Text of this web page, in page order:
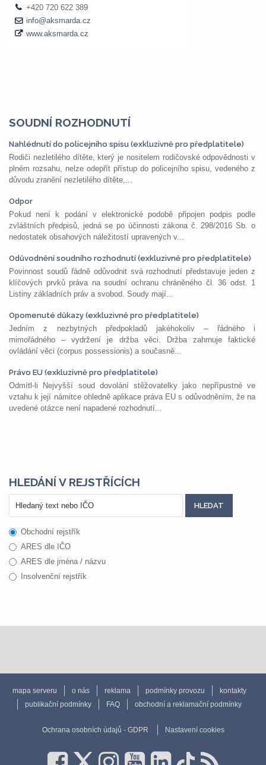
SOUDNÍ ROZHODNUTÍ
Nahlédnutí do policejního spisu (exkluzivně pro předplatitele)
Rodiči nezletilého dítěte, který je nositelem rodičovské odpovědnosti v
plném rozsahu, nelze odepřít přístup do policejního spisu, vedeného z
důvodu zranění nezletilého dítěte,...
Odpor
Pokud není k podání v elektronické podobě připojen podpis podle
zvláštních předpisů, jedná se po účinnosti zákona č. 298/2016 Sb. o
nedostatek obsahových náležitostí upravených v...
Odůvodnění soudního rozhodnutí (exkluzivně pro předplatitele)
Povinnost soudů řádně odůvodnit svá rozhodnutí představuje jeden z
klíčových prvků práva na soudní ochranu chráněného čl. 36 odst. 1
Listiny základních práv a svobod. Soudy mají...
Opomenuté důkazy (exkluzivně pro předplatitele)
Jedním z nezbytných předpokladů jakéhokoliv – řádného i
mimořádného – vydržení je držba věci. Držba zahrnuje faktické
ovládání věci (corpus possessionis) a současně...
Právo EU (exkluzivně pro předplatitele)
Odmítl-li Nejvyšší soud dovolání stěžovatelky jako nepřípustné ve
vztahu k její námitce ohledně aplikace práva EU s odůvodněním, že na
uvedené otázce není napadené rozhodnutí...
HLEDÁNÍ V REJSTŘÍCÍCH
Obchodní rejstřík
ARES dle IČO
ARES dle jména / názvu
Insolvenční rejstřík
mapa serveru o nás reklama podmínky provozu
kontakty
publikační podmínky
FAQ obchodní a reklamační podmínky
Ochrana osobních údajů - GDPR Nastavení cookies